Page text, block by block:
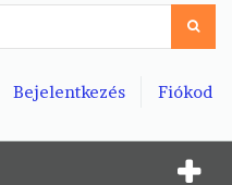
Fiókod
Bejelentkezés